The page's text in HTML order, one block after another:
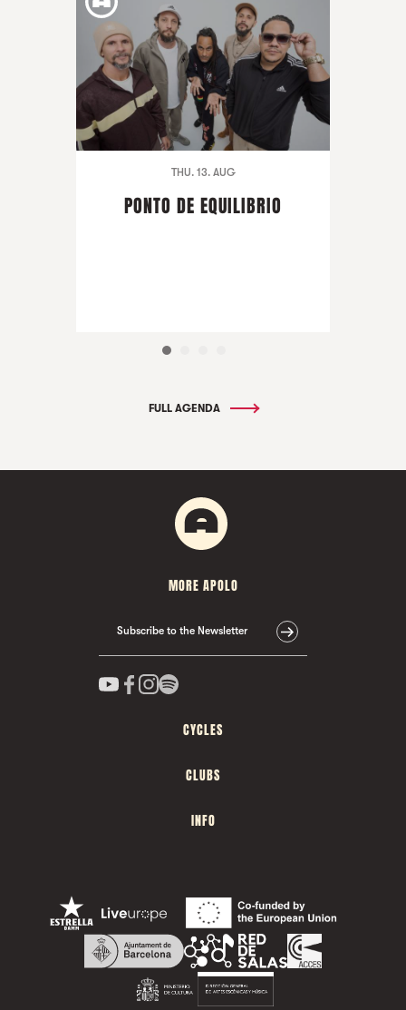
THU. 13. AUG
PONTO DE EQUILIBRIO
FULL AGENDA
MORE APOLO
Subscribe to the Newsletter
CYCLES
CLUBS
INFO